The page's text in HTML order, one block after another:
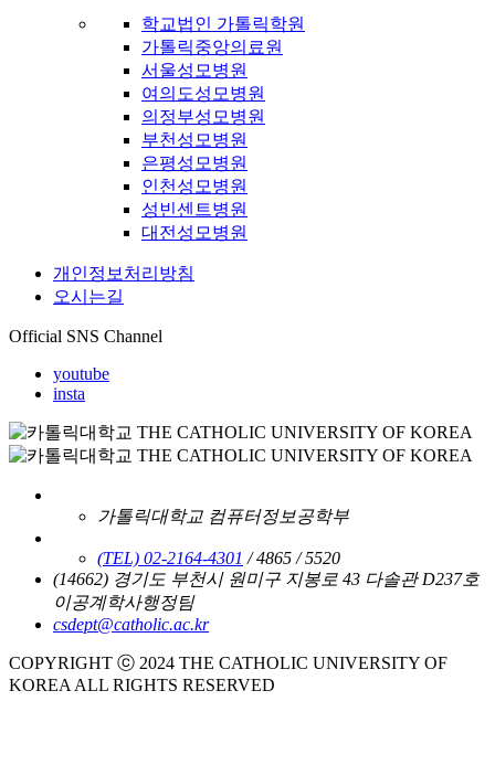
학교법인 가톨릭학원
가톨릭중앙의료원
서울성모병원
여의도성모병원
의정부성모병원
부천성모병원
은평성모병원
인천성모병원
성빈센트병원
대전성모병원
개인정보처리방침
오시는길
Official SNS Channel
youtube
insta
가톨릭대학교 컴퓨터정보공학부
(TEL) 02-2164-4301 / 4865 / 5520
(14662) 경기도 부천시 원미구 지봉로 43 다솔관 D237호
이공계학사행정팀
csdept@catholic.ac.kr
COPYRIGHT ⓒ 2024 THE CATHOLIC UNIVERSITY OF
KOREA ALL RIGHTS RESERVED